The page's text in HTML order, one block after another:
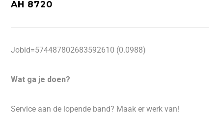
AH 8720
Jobid=574487802683592610 (0.0988)
Wat ga je doen?
Service aan de lopende band? Maak er werk van!